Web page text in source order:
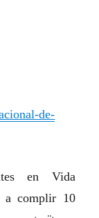
de-
en Vida
a complir 10